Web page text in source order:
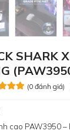
SHARK
(0 đánh giá)
cao PAW3950 –